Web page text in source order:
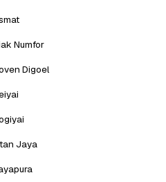
Numfor
Digoel
Jaya